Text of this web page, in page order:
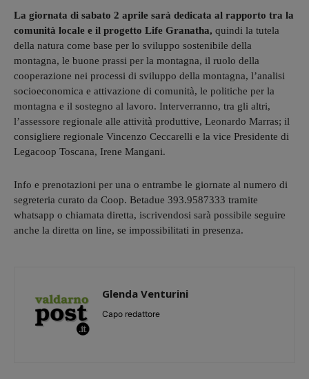
La giornata di sabato 2 aprile sarà dedicata al rapporto tra la
comunità locale e il progetto Life Granatha, quindi la tutela
della natura come base per lo sviluppo sostenibile della
montagna, le buone prassi per la montagna, il ruolo della
cooperazione nei processi di sviluppo della montagna, l’analisi
socioeconomica e attivazione di comunità, le politiche per la
montagna e il sostegno al lavoro. Interverranno, tra gli altri,
l’assessore regionale alle attività produttive, Leonardo Marras; il
consigliere regionale Vincenzo Ceccarelli e la vice Presidente di
Legacoop Toscana, Irene Mangani.
Info e prenotazioni per una o entrambe le giornate al numero di
segreteria curato da Coop. Betadue 393.9587333 tramite
whatsapp o chiamata diretta, iscrivendosi sarà possibile seguire
anche la diretta on line, se impossibilitati in presenza.
Glenda Venturini
Capo redattore